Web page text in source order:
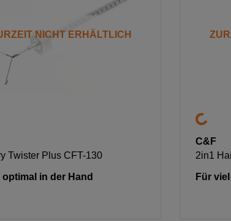
NICHT ERHÄLTLICH
Twister Plus CFT-130
optimal in der Hand
C&F
2in1
Für